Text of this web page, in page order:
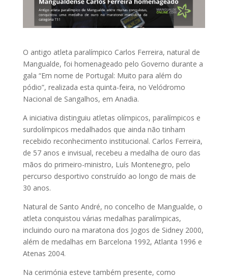
O antigo atleta paralímpico Carlos Ferreira, natural de
Mangualde, foi homenageado pelo Governo durante a
gala “Em nome de Portugal: Muito para além do
pódio”, realizada esta quinta-feira, no Velódromo
Nacional de Sangalhos, em Anadia.
A iniciativa distinguiu atletas olímpicos, paralímpicos e
surdolímpicos medalhados que ainda não tinham
recebido reconhecimento institucional. Carlos Ferreira,
de 57 anos e invisual, recebeu a medalha de ouro das
mãos do primeiro-ministro, Luís Montenegro, pelo
percurso desportivo construído ao longo de mais de
30 anos.
Natural de Santo André, no concelho de Mangualde, o
atleta conquistou várias medalhas paralímpicas,
incluindo ouro na maratona dos Jogos de Sidney 2000,
além de medalhas em Barcelona 1992, Atlanta 1996 e
Atenas 2004.
Na cerimónia esteve também presente, como